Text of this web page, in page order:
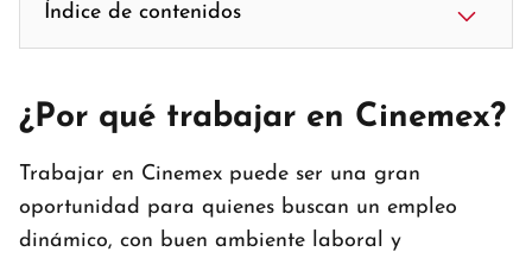
Índice de contenidos
¿Por qué trabajar en Cinemex?
Trabajar en Cinemex puede ser una gran
oportunidad para quienes buscan un empleo
dinámico, con buen ambiente laboral y